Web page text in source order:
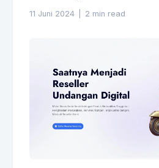
11 Juni 2024 2 min read